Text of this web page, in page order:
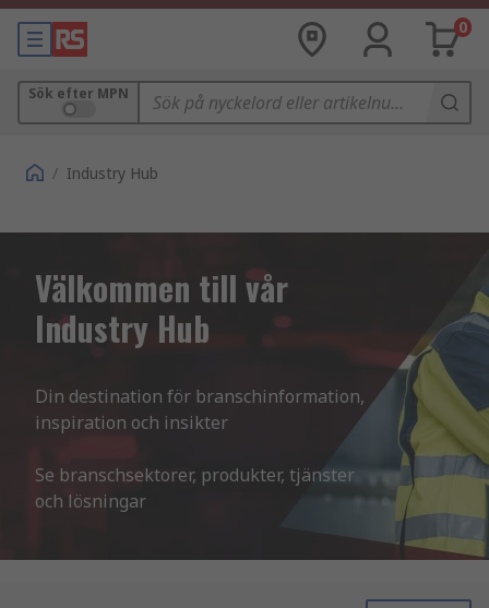
0
Sök efter MPN
/ Industry Hub
Välkommen till vår
Industry Hub
Din destination för branschinformation,
inspiration och insikter
Se branschsektorer, produkter, tjänster
och lösningar